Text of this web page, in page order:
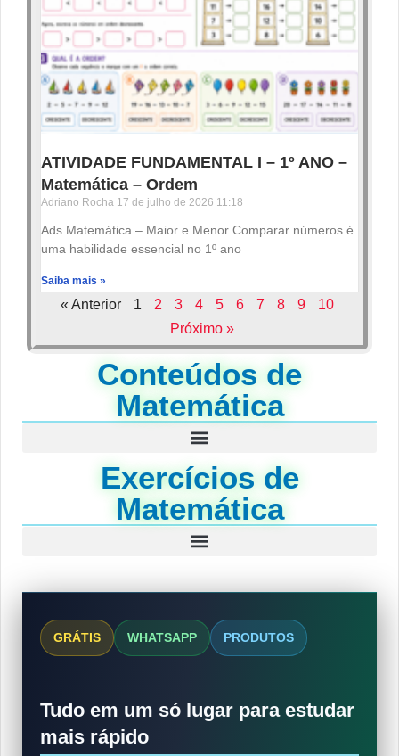
ATIVIDADE FUNDAMENTAL I – 1º ANO –
Matemática – Ordem
Adriano Rocha 17 de julho de 2026 11:18
Ads Matemática – Maior e Menor Comparar números é
uma habilidade essencial no 1º ano
Saiba mais »
« Anterior 1 2 3 4 5 6 7 8 9
10
Próximo »
Conteúdos de
Matemática
Exercícios de
Matemática
GRÁTIS WHATSAPP PRODUTOS
Tudo em um só lugar para estudar
mais rápido